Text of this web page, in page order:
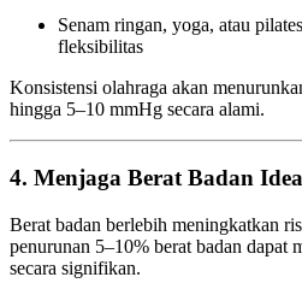
Senam ringan, yoga, atau
fleksibilitas
Konsistensi olahraga akan
hingga 5–10 mmHg secara alami.
4. Menjaga Berat Badan
Berat badan berlebih meningkatkan
penurunan 5–10% berat badan dapat
secara signifikan.